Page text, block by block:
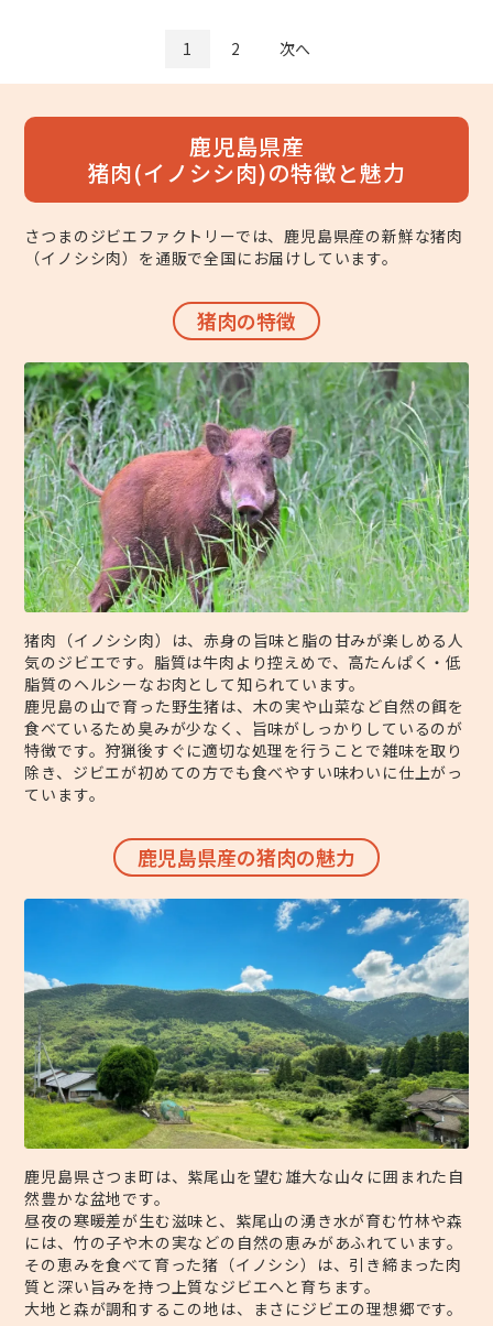
1 2 次へ
鹿児島県産
猪肉(イノシシ肉)の特徴と魅力
さつまのジビエファクトリーでは、鹿児島県産の新鮮な猪肉
（イノシシ肉）を通販で全国にお届けしています。
猪肉の特徴
猪肉（イノシシ肉）は、赤身の旨味と脂の甘みが楽しめる人
気のジビエです。脂質は牛肉より控えめで、高たんぱく・低
脂質のヘルシーなお肉として知られています。
鹿児島の山で育った野生猪は、木の実や山菜など自然の餌を
食べているため臭みが少なく、旨味がしっかりしているのが
特徴です。狩猟後すぐに適切な処理を行うことで雑味を取り
除き、ジビエが初めての方でも食べやすい味わいに仕上がっ
ています。
鹿児島県産の猪肉の魅力
鹿児島県さつま町は、紫尾山を望む雄大な山々に囲まれた自
然豊かな盆地です。
昼夜の寒暖差が生む滋味と、紫尾山の湧き水が育む竹林や森
には、竹の子や木の実などの自然の恵みがあふれています。
その恵みを食べて育った猪（イノシシ）は、引き締まった肉
質と深い旨みを持つ上質なジビエへと育ちます。
大地と森が調和するこの地は、まさにジビエの理想郷です。